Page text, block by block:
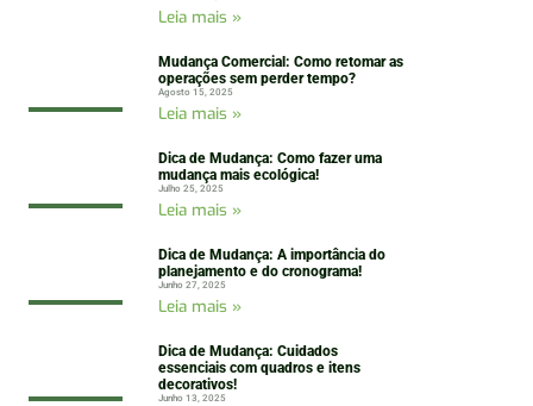
Leia mais »
Mudança Comercial: Como retomar as
operações sem perder tempo?
Agosto 15, 2025
Leia mais »
Dica de Mudança: Como fazer uma
mudança mais ecológica!
Julho 25, 2025
Leia mais »
Dica de Mudança: A importância do
planejamento e do cronograma!
Junho 27, 2025
Leia mais »
Dica de Mudança: Cuidados
essenciais com quadros e itens
decorativos!
Junho 13, 2025